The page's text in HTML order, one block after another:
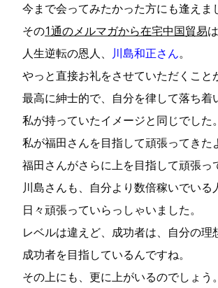
今まで会ってみたかった方にも逢えま
その1通のメルマガから在宅中国貿易
人生逆転の恩人、 川島和正さん。
やっと直接お礼をさせていただくこと
最高に紳士的で、自分を律して落ち着
私が持っていたイメージと同じでした。
私が福田さんを目指して頑張ってきた
福田さんがさらに上を目指して頑張っ
川島さんも、自分より数倍稼いでいる
日々頑張っていらっしゃいました。
レベルは違えど、成功者は、自分の理
成功者を目指しているんですね。
その上にも、更に上がいるのでしょう。